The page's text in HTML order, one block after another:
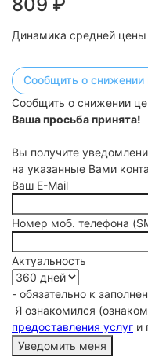
Динамика средней цены
Сообщить о снижении
Сообщить о снижении
Ваша просьба принята!
Вы получите
на указанные Вами
Ваш E-Mail
Номер моб. телефона
Актуальность
- обязательно к
Я ознакомился
предоставления услуг и